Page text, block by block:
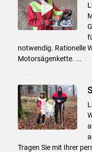
notwendig. Rationelle
Motorsägenkette. ...
Tragen Sie mit Ihrer